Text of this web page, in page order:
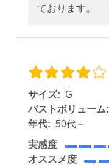
ております。
サイズ: G
バストボリューム:
年代: 50代～
実感度
オススメ度